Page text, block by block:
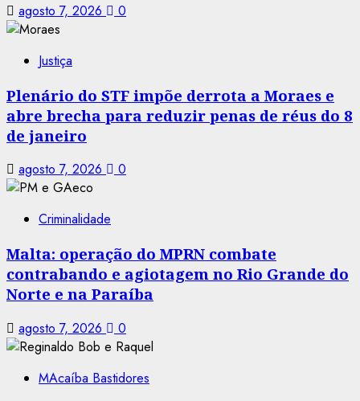
agosto 7, 2026 0
Justiça
Plenário do STF impõe derrota a Moraes e
abre brecha para reduzir penas de réus do 8
de janeiro
agosto 7, 2026 0
Criminalidade
Malta: operação do MPRN combate
contrabando e agiotagem no Rio Grande do
Norte e na Paraíba
agosto 7, 2026 0
MAcaíba Bastidores